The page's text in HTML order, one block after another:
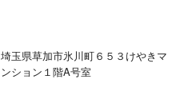
埼玉県草加市氷川町６５３けやきマ
ンション１階A号室